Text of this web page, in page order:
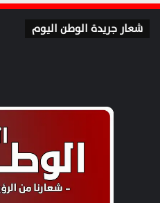
شعار جريدة الوطن اليوم